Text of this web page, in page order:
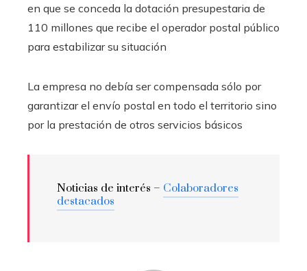
en que se conceda la dotación presupestaria de
110 millones que recibe el operador postal público
para estabilizar su situación
La empresa no debía ser compensada sólo por
garantizar el envío postal en todo el territorio sino
por la prestación de otros servicios básicos
Noticias de interés – Colaboradores
destacados